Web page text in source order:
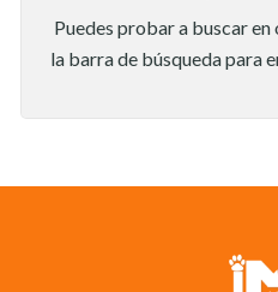
Puedes probar a buscar
la barra de búsqueda para